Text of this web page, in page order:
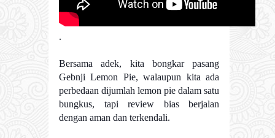
.
Bersama adek, kita bongkar pasang
Gebnji Lemon Pie, walaupun kita ada
perbedaan dijumlah lemon pie dalam satu
bungkus, tapi review bias berjalan
dengan aman dan terkendali.